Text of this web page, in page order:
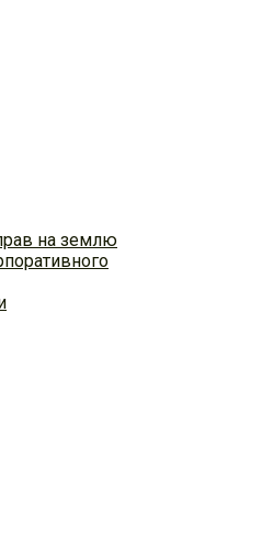
на землю